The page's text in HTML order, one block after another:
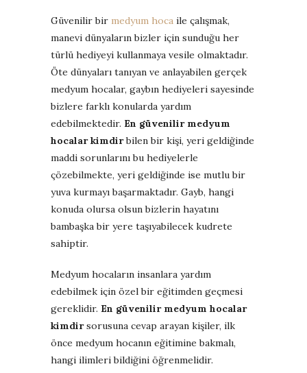
Güvenilir bir medyum hoca ile çalışmak,
manevi dünyaların bizler için sunduğu her
türlü hediyeyi kullanmaya vesile olmaktadır.
Öte dünyaları tanıyan ve anlayabilen gerçek
medyum hocalar, gaybın hediyeleri sayesinde
bizlere farklı konularda yardım
edebilmektedir. En güvenilir medyum
hocalar kimdirbilen bir kişi, yeri geldiğinde
maddi sorunlarını bu hediyelerle
çözebilmekte, yeri geldiğinde ise mutlu bir
yuva kurmayı başarmaktadır. Gayb, hangi
konuda olursa olsun bizlerin hayatını
bambaşka bir yere taşıyabilecek kudrete
sahiptir.
Medyum hocaların insanlara yardım
edebilmek için özel bir eğitimden geçmesi
gereklidir. En güvenilir medyum hocalar
kimdirsorusuna cevap arayan kişiler, ilk
önce medyum hocanın eğitimine bakmalı,
hangi ilimleri bildiğini öğrenmelidir.